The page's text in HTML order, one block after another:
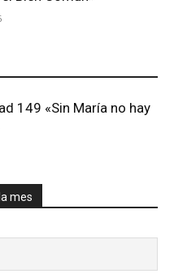
149 «Sin María no hay
mes